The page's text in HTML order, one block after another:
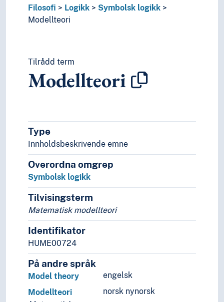
Kunst
Lingvistikk
Pedagogikk
Psykologi
Realfag
Anvendt matematikk
Etnomatematikk
Geometri
Gresk matematikk
Hobbymatematikk
Kombinatorikk
Matematikkens grunnlag
Matematikkhistorie
Matematisk analyse
Matematiske modeller
Matematiske prinsipper
Matematiske problemer
Numerisk analyse
Filosofi
Logikk
Symbolsk logikk
Modellteori
Tilrådd term
Modellteori
Type
Innholdsbeskrivende emne
Overordna omgrep
Symbolsk logikk
Tilvisingsterm
Matematisk modellteori
Identifikator
HUME00724
På andre språk
engelsk
Model theory
norsk nynorsk
Modellteori